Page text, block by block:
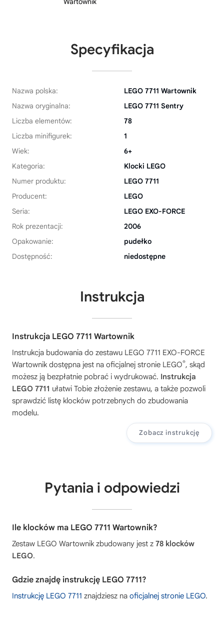
Specyfikacja
Nazwa polska:
LEGO 7711 Wartownik
Nazwa oryginalna:
LEGO 7711 Sentry
Liczba elementów:
78
Liczba minifigurek:
1
Wiek:
6+
Kategoria:
Klocki LEGO
Numer produktu:
LEGO 7711
Producent:
LEGO
Seria:
LEGO EXO-FORCE
Rok prezentacji:
2006
Opakowanie:
pudełko
Dostępność:
niedostępne
Instrukcja
Instrukcja LEGO 7711 Wartownik
Instrukcja budowania do zestawu LEGO 7711 EXO-FORCE
Wartownik dostępna jest na oficjalnej stronie LEGO®, skąd
możesz ją bezpłatnie pobrać i wydrukować. Instrukcja
LEGO 7711 ułatwi Tobie złożenie zestawu, a także pozwoli
sprawdzić listę klocków potrzebnych do zbudowania
modelu.
Zobacz instrukcję
Pytania i odpowiedzi
Ile klocków ma LEGO 7711 Wartownik?
Zestaw LEGO Wartownik zbudowany jest z 78 klocków
LEGO.
Gdzie znajdę instrukcję LEGO 7711?
Instrukcję LEGO 7711 znajdziesz na oficjalnej stronie LEGO.